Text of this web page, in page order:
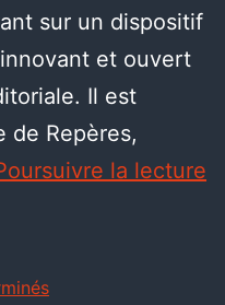
sur un dispositif
et ouvert
Il est
de Repères,
la lecture